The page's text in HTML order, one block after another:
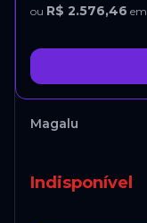
ou R$ 2.576,46 em
Magalu
Indisponível